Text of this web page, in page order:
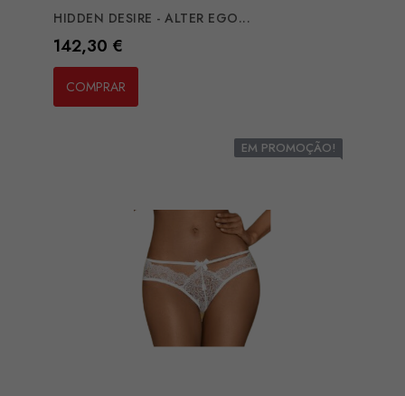
HIDDEN DESIRE - ALTER EGO...
Preço
142,30 €
COMPRAR
EM PROMOÇÃO!